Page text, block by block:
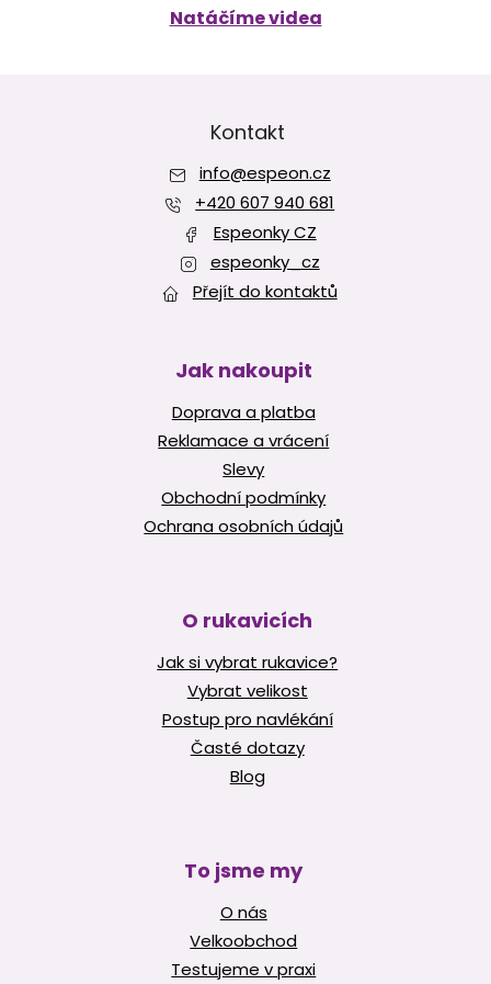
Natáčíme videa
Kontakt
info@espeon.cz
+420 607 940 681
Espeonky CZ
espeonky_cz
Přejít do kontaktů
Jak nakoupit
Doprava a platba
Reklamace a vrácení
Slevy
Obchodní podmínky
Ochrana osobních údajů
O rukavicích
Jak si vybrat rukavice?
Vybrat velikost
Postup pro navlékání
Časté dotazy
Blog
To jsme my
O nás
Velkoobchod
Testujeme v praxi